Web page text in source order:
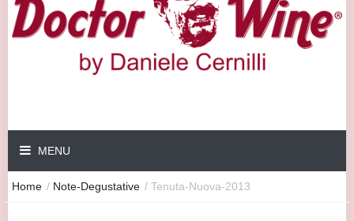
MENU
Home / Note-Degustative / Tenuta-Nuova-2013